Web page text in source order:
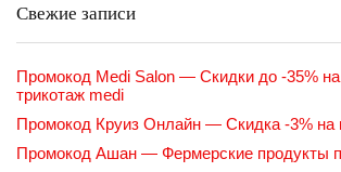
Свежие записи
Промокод Medi Salon — Скидки до -35%
трикотаж medi
Промокод Круиз Онлайн — Скидка -3% на
Промокод Ашан — Фермерские продукты